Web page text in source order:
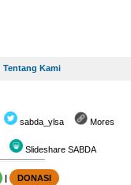
Tentang Kami
sabda_ylsa Mores
Slideshare SABDA
| DONASI